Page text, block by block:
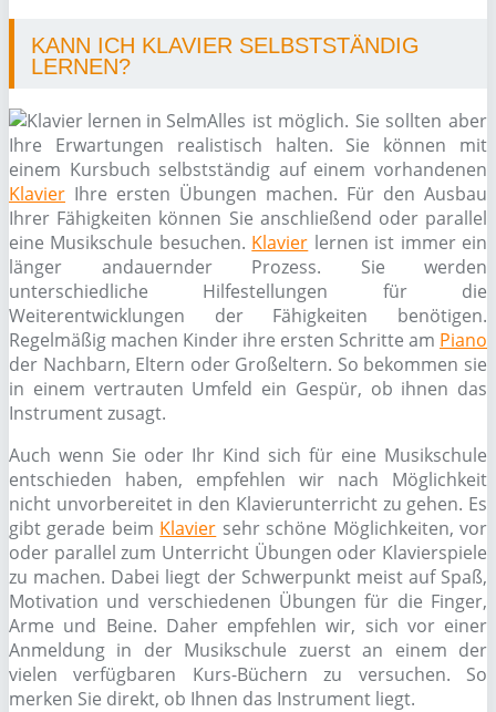
KANN ICH KLAVIER SELBSTSTÄNDIG
LERNEN?
Alles ist möglich. Sie sollten aber
Ihre Erwartungen realistisch halten. Sie können mit
einem Kursbuch selbstständig auf einem vorhandenen
Klavier Ihre ersten Übungen machen. Für den Ausbau
Ihrer Fähigkeiten können Sie anschließend oder parallel
eine Musikschule besuchen. Klavier lernen ist immer ein
länger andauernder Prozess. Sie werden
unterschiedliche Hilfestellungen für die
Weiterentwicklungen der Fähigkeiten benötigen.
Regelmäßig machen Kinder ihre ersten Schritte am Piano
der Nachbarn, Eltern oder Großeltern. So bekommen sie
in einem vertrauten Umfeld ein Gespür, ob ihnen das
Instrument zusagt.
Auch wenn Sie oder Ihr Kind sich für eine Musikschule
entschieden haben, empfehlen wir nach Möglichkeit
nicht unvorbereitet in den Klavierunterricht zu gehen. Es
gibt gerade beim Klavier sehr schöne Möglichkeiten, vor
oder parallel zum Unterricht Übungen oder Klavierspiele
zu machen. Dabei liegt der Schwerpunkt meist auf Spaß,
Motivation und verschiedenen Übungen für die Finger,
Arme und Beine. Daher empfehlen wir, sich vor einer
Anmeldung in der Musikschule zuerst an einem der
vielen verfügbaren Kurs-Büchern zu versuchen. So
merken Sie direkt, ob Ihnen das Instrument liegt.